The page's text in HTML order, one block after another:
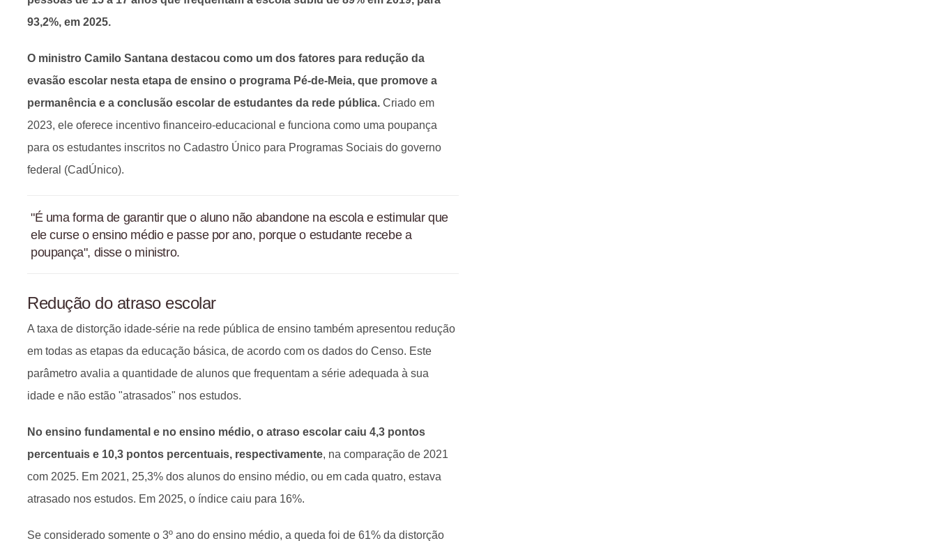
93,2%, em 2025.
O ministro Camilo Santana destacou como um dos fatores para redução da
evasão escolar nesta etapa de ensino o programa Pé-de-Meia, que promove a
permanência e a conclusão escolar de estudantes da rede pública. Criado em
2023, ele oferece incentivo financeiro-educacional e funciona como uma poupança
para os estudantes inscritos no Cadastro Único para Programas Sociais do governo
federal (CadÚnico).
"É uma forma de garantir que o aluno não abandone na escola e estimular que
ele curse o ensino médio e passe por ano, porque o estudante recebe a
poupança", disse o ministro.
Redução do atraso escolar
A taxa de distorção idade-série na rede pública de ensino também apresentou redução
em todas as etapas da educação básica, de acordo com os dados do Censo. Este
parâmetro avalia a quantidade de alunos que frequentam a série adequada à sua
idade e não estão "atrasados" nos estudos.
No ensino fundamental e no ensino médio, o atraso escolar caiu 4,3 pontos
percentuais e 10,3 pontos percentuais, respectivamente, na comparação de 2021
com 2025. Em 2021, 25,3% dos alunos do ensino médio, ou em cada quatro, estava
atrasado nos estudos. Em 2025, o índice caiu para 16%.
Se considerado somente o 3º ano do ensino médio, a queda foi de 61% da distorção